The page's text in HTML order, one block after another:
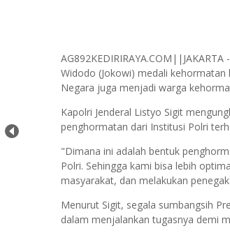
Widodo (Jokowi) medali kehormatan
Negara juga menjadi warga
Kapolri Jenderal Listyo Sigit
penghormatan dari Institusi Polri
"Dimana ini adalah bentuk
Polri. Sehingga kami bisa lebih
masyarakat, dan melakukan
Menurut Sigit, segala sumbangsih
dalam menjalankan tugasnya demi